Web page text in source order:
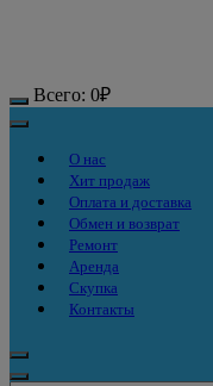
Всего: 0₽
О нас
Хит продаж
Оплата и доставка
Обмен и возврат
Ремонт
Аренда
Скупка
Контакты